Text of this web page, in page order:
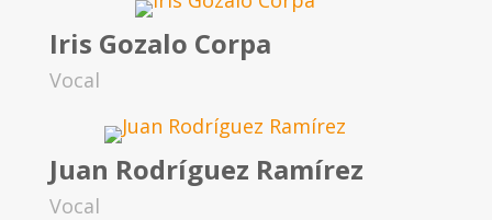
Iris Gozalo Corpa
Vocal
Juan Rodríguez Ramírez
Vocal